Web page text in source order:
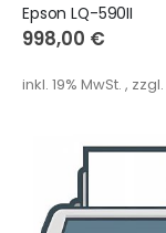
Epson LQ-590II
998,00 €
inkl. 19% MwSt. , zzgl.